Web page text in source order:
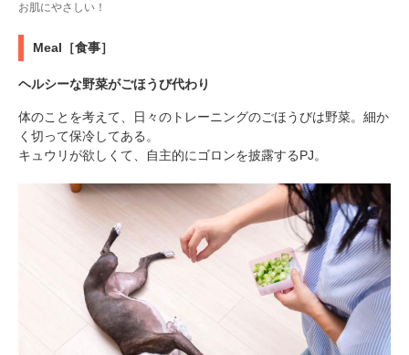
お肌にやさしい！
Meal［食事］
ヘルシーな野菜がごほうび代わり
体のことを考えて、日々のトレーニングのごほうびは野菜。細か
く切って保冷してある。
キュウリが欲しくて、自主的にゴロンを披露するPJ。